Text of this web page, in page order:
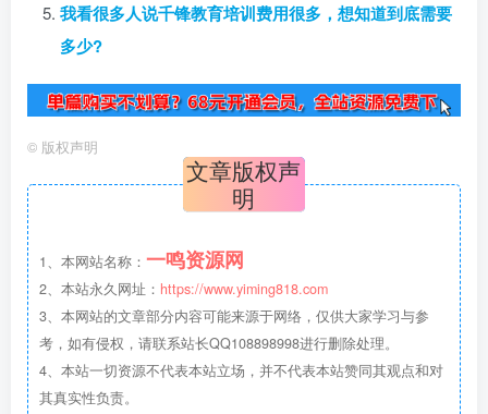
我看很多人说千锋教育培训费用很多，想知道到底需要
多少?
© 版权声明
文章版权声
明
1、本网站名称： 一鸣资源网
2、本站永久网址： https://www.yiming818.com
3、本网站的文章部分内容可能来源于网络，仅供大家学习与参
考，如有侵权，请联系站长QQ108898998进行删除处理。
4、本站一切资源不代表本站立场，并不代表本站赞同其观点和对
其真实性负责。